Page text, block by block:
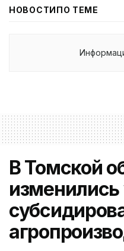
НОВОСТИПО ТЕМЕ
В Томской
изменились